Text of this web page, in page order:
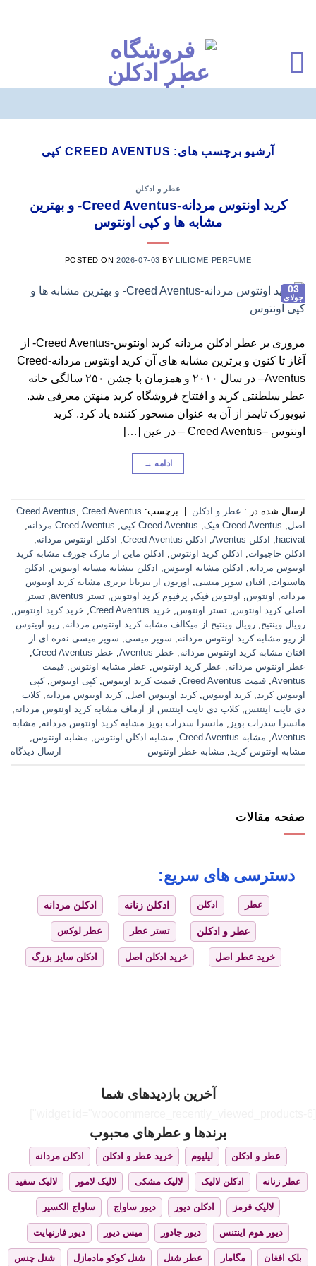
آرشیو برچسب های: CREED AVENTUS کپی
عطر و ادکلن
کرید اونتوس مردانه-Creed Aventus- و بهترین
مشابه ها و کپی اونتوس
POSTED ON2026-07-03 BY LILIOME PERFUME
03
جولای
مروری بر عطر ادکلن مردانه کرید اونتوس-Creed Aventus- از
آغاز تا کنون و برترین مشابه های آن کرید اونتوس مردانه-Creed
Aventus– در سال ۲۰۱۰ و همزمان با جشن ۲۵۰ سالگی خانه
عطر سلطنتی کرید و افتتاح فروشگاه کرید منهتن معرفی شد.
نیویورک تایمز از آن به عنوان مسحور کننده یاد کرد. کرید
اونتوس –Creed Aventus – در عین […]
ادامه →
ارسال شده در : عطر و ادکلن برچسب: Creed Aventus Creed Aventus
اصل
Creed Aventus فیک Creed Aventus کپی Creed Aventus مردانه
hacivat
ادکلن Aventus ادکلن Creed Aventus ادکلن اونتوس مردانه
ادکلن حاجیوات
ادکلن کرید اونتوس
ادکلن ماین از مارک جوزف مشابه کرید
اونتوس مردانه
ادکلن مشابه اونتوس ادکلن نیشانه مشابه اونتوس
ادکلن
هاسیوات
افنان سوپر میسی
اوریون از تیزیانا ترنزی مشابه کرید اونتوس
مردانه
اونتوس اونتوس فیک پرفیوم کرید اونتوس تستر aventus
تستر
اصلی کرید اونتوس تستر اونتوس خرید Creed Aventus خرید کرید اونتوس
رویال وینتیج رویال وینتیج از میکالف مشابه کرید اونتوس مردانه ریو اویتوس
از ریو مشابه کرید اونتوس مردانه
سوپر میسی
سوپر میسی نقره ای از
افنان مشابه کرید اونتوس مردانه
عطر Aventus عطر Creed Aventus
عطر اونتوس مردانه
عطر کرید اونتوس عطر مشابه اونتوس قیمت
Aventus قیمت Creed Aventus قیمت کرید اونتوس ,کپی اونتوس ,کپی
اونتوس کرید ,کرید اونتوس ,کرید اونتوس اصل ,کرید اونتوس مردانه ,کلاب
دی نایت اینتنس ,کلاب دی نایت اینتنس از آرماف مشابه کرید اونتوس مردانه
مانسرا سدرات بویز
مانسرا سدرات بویز مشابه کرید اونتوس مردانه
مشابه
Aventus مشابه Creed Aventus مشابه ادکلن اونتوس مشابه اونتوس
مشابه اونتوس کرید
مشابه عطر اونتوس ارسال دیدگاه
صفحه مقالات
دسترسی های سریع:
عطر ادکلن ادکلن زنانه ادکلن مردانه
عطر و ادکلن تستر عطر عطر لوکس
خرید عطر اصل خرید ادکلن اصل ادکلن سایز بزرگ
آخرین بازدیدهای شما
برندها و عطرهای محبوب
عطر و ادکلن لیلیوم خرید عطر و ادکلن ادکلن مردانه
عطر زنانه ادکلن لالیک لالیک مشکی لالیک لامور لالیک سفید
لالیک قرمز ادکلن دیور دیور ساواج ساواج الکسیر
دیور هوم اینتنس دیور جادور میس دیور دیور فارنهایت
بلک افغان مگامار عطر شنل شنل کوکو مادمازل شنل چنس